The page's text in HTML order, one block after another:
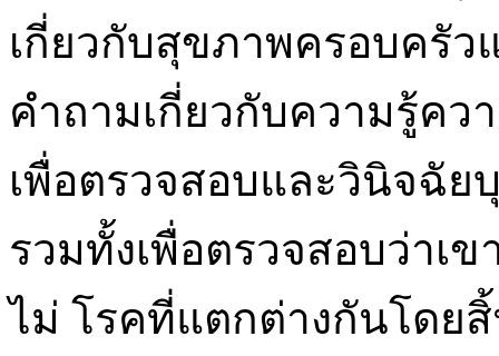
เกี่ยวกับสุขภาพครอบครัว
คำถามเกี่ยวกับความรู้คว
เพื่อตรวจสอบและวินิจฉั
รวมทั้งเพื่อตรวจสอบว่าเ
ไม่ โรคที่แตกต่างกันโดย